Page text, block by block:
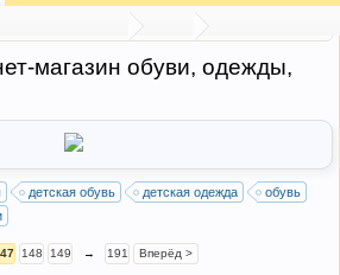
магазинов
магазин обуви, одежды,
детская обувь детская одежда
обувь
148 149 → 191 Вперёд >